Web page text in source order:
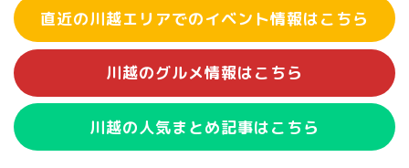
直近の川越エリアでのイベント情報はこちら
川越のグルメ情報はこちら
川越の人気まとめ記事はこちら